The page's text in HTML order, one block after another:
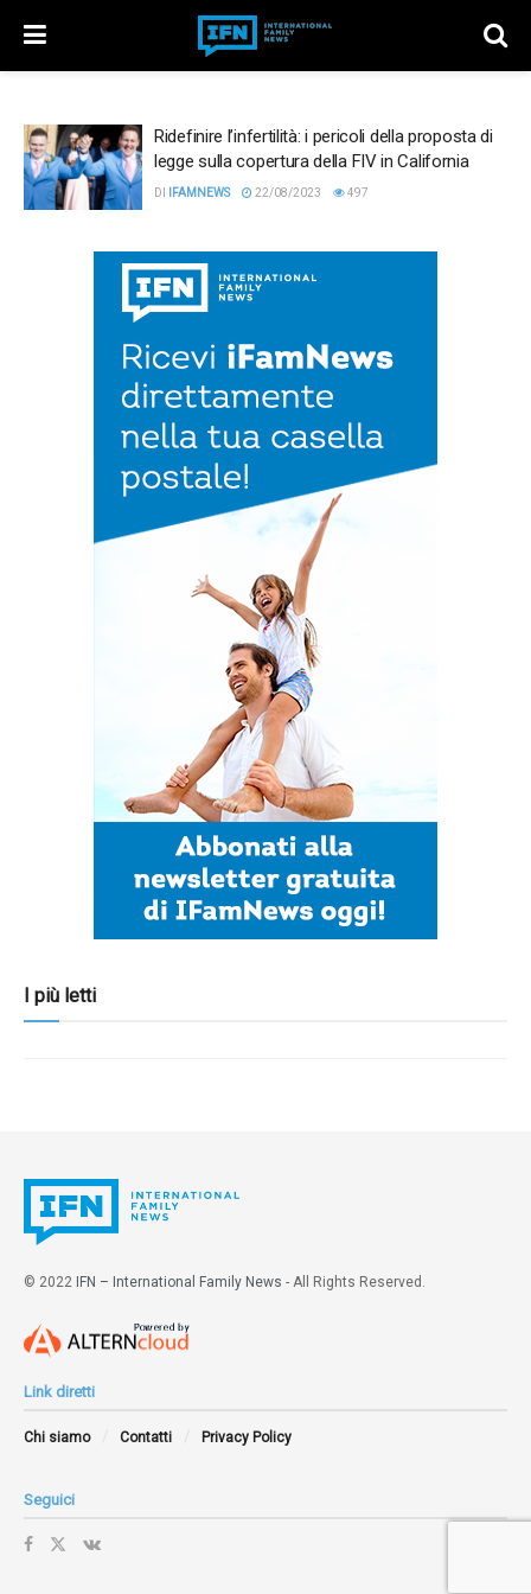
Ridefinire l’infertilità: i pericoli della proposta di
legge sulla copertura della FIV in California
DI IFAMNEWS 22/08/2023 497
I più letti
© 2022 IFN – International Family News - All Rights Reserved.
Link diretti
Chi siamo Contatti Privacy Policy
Seguici